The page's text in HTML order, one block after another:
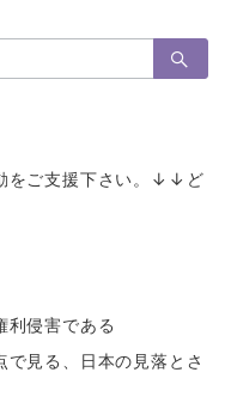
をご支援下さい。↓↓ど
利侵害である
見る、日本の見落とさ